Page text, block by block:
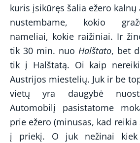
kuris įsikūręs šalia ežero kalnų
nustembame, kokio
nameliai, kokie raižiniai. Ir
tik 30 min. nuo Halštato, bet
tik į Halštatą. Oi kaip
Austrijos miestelių. Juk ir be
vietų yra daugybė
Automobilį pasistatome
prie ežero (minusas, kad
į priekį. O juk nežinai kiek